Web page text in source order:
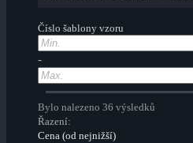
Číslo šablony vzoru
-
Bylo nalezeno 36 výsledků
Řazení:
Cena (od nejnižší)